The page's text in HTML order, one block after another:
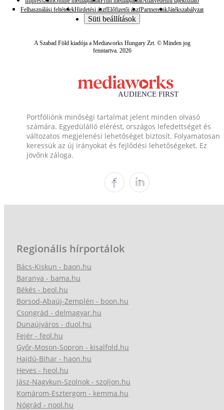
Felhasználási feltételekHirdetési ászfElőfizetői ászfPartnereinkJátékszabályzat
Süti beállítások
A Szabad Föld kiadója a Mediaworks Hungary Zrt. © Minden jog
fenntartva. 2026
Portfóliónk minőségi tartalmat jelent minden olvasó
számára. Egyedülálló elérést, országos lefedettséget és
változatos megjelenési lehetőséget biztosít. Folyamatosan
keressük az új irányokat és fejlődési lehetőségeket. Ez
jövőnk záloga.
Regionális hírportálok
Bács-Kiskun - baon.hu
Baranya - bama.hu
Békés - beol.hu
Borsod-Abaúj-Zemplén - boon.hu
Csongrád - delmagyar.hu
Dunaújváros - duol.hu
Fejér - feol.hu
Győr-Moson-Sopron - kisalfold.hu
Hajdú-Bihar - haon.hu
Heves - heol.hu
Jász-Nagykun-Szolnok - szoljon.hu
Komárom-Esztergom - kemma.hu
Nógrád - nool.hu